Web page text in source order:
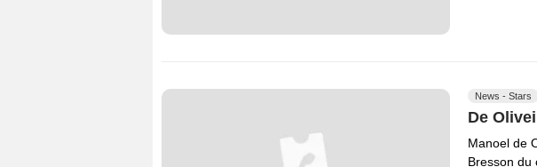
News - Stars
De
Manoel de
Bresson du